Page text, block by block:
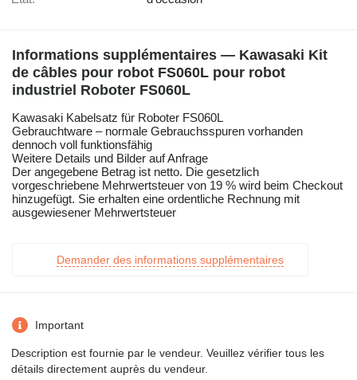
Informations supplémentaires — Kawasaki Kit
de câbles pour robot FS060L pour robot
industriel Roboter FS060L
Kawasaki Kabelsatz für Roboter FS060L
Gebrauchtware – normale Gebrauchsspuren vorhanden
dennoch voll funktionsfähig
Weitere Details und Bilder auf Anfrage
Der angegebene Betrag ist netto. Die gesetzlich
vorgeschriebene Mehrwertsteuer von 19 % wird beim Checkout
hinzugefügt. Sie erhalten eine ordentliche Rechnung mit
ausgewiesener Mehrwertsteuer
Demander des informations supplémentaires
Important
Description est fournie par le vendeur. Veuillez vérifier tous les
détails directement auprès du vendeur.